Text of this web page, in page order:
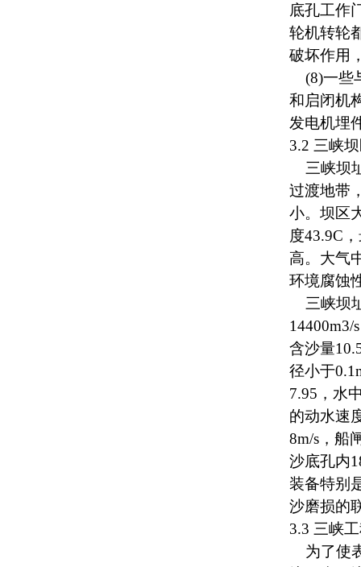
底孔工作
轮机转轮
破坏作用
(8)一些
和启闭机
发电机埋
3.2 三峡
三峡坝
过渡地带
小。坝区
度43.9C
高。大气
环境腐蚀
三峡坝
含沙量
径小于
7.95，水
的动水速
8m/s，船
沙底孔内
装备特别
沙磨损的
3.3 三峡
为了使